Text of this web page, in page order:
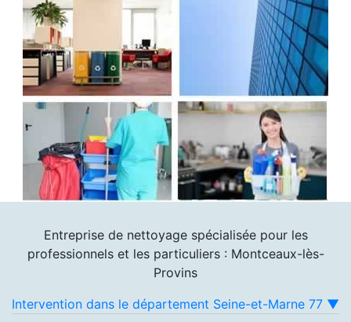
Entreprise de nettoyage spécialisée pour les
professionnels et les particuliers : Montceaux-lès-
Provins
Intervention dans le département Seine-et-Marne 77 ▼